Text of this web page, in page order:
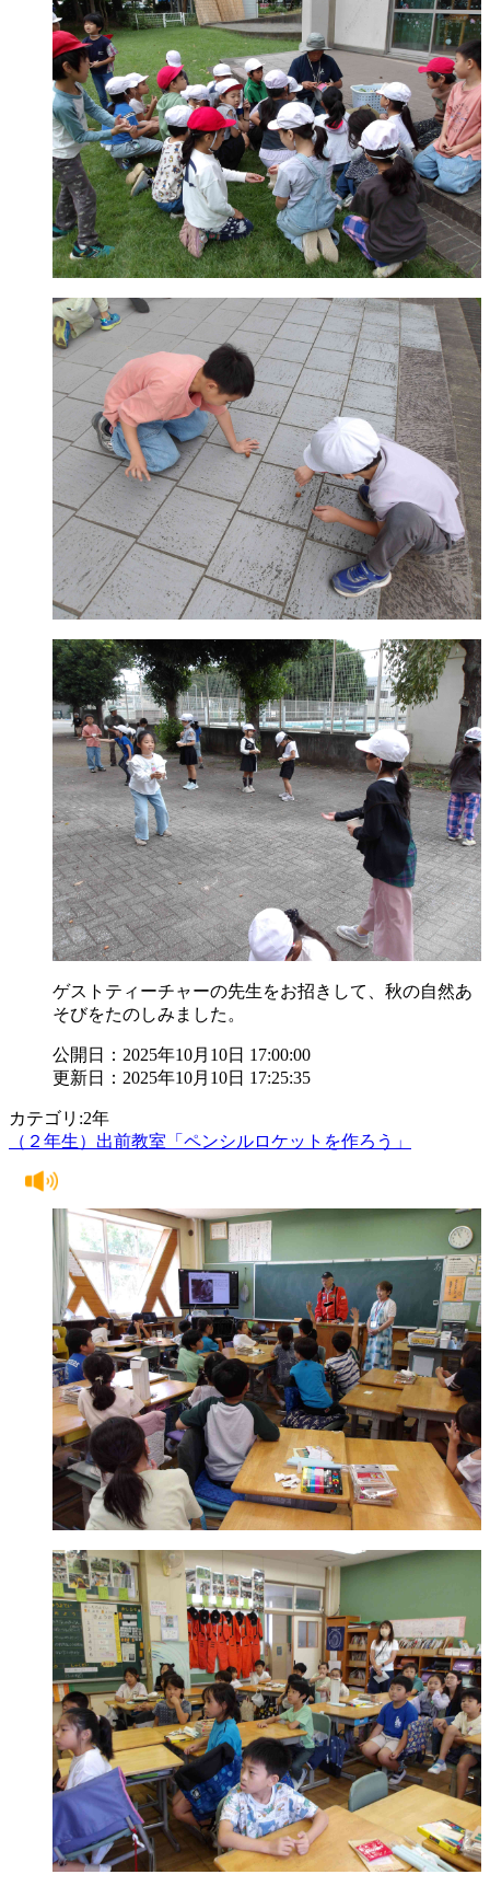
ゲストティーチャーの先生をお招きして、秋の自然あ
そびをたのしみました。
公開日：2025年10月10日 17:00:00
更新日：2025年10月10日 17:25:35
カテゴリ:2年
（２年生）出前教室「ペンシルロケットを作ろう」